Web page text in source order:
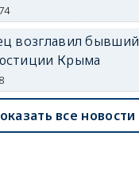
возглавил бывший
Крыма
все новости